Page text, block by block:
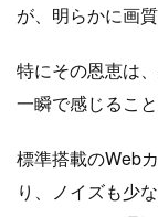
が、明らかに画
特にその恩恵は
一瞬で感じること
標準搭載のWeb
り、ノイズも少な